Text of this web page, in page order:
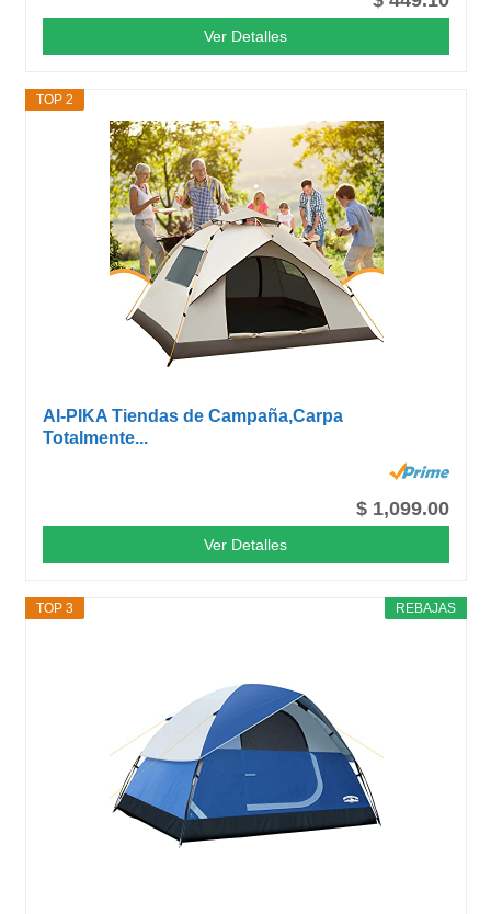
Ver Detalles
TOP 2
AI-PIKA Tiendas de Campaña,Carpa
Totalmente...
$ 1,099.00
Ver Detalles
REBAJAS
TOP 3